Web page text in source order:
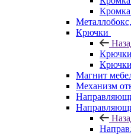
Крючки
Крючки
Магнит
Механизм